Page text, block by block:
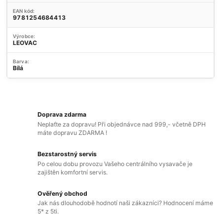
EAN kód:
9781254684413
Výrobce:
LEOVAC
Barva:
Bílá
Doprava zdarma
Neplaťte za dopravu! Při objednávce nad 999,- včetně DPH
máte dopravu ZDARMA !
Bezstarostný servis
Po celou dobu provozu Vašeho centrálního vysavače je
zajištěn komfortní servis.
Ověřený obchod
Jak nás dlouhodobě hodnotí naši zákazníci? Hodnocení máme
5* z 5ti.